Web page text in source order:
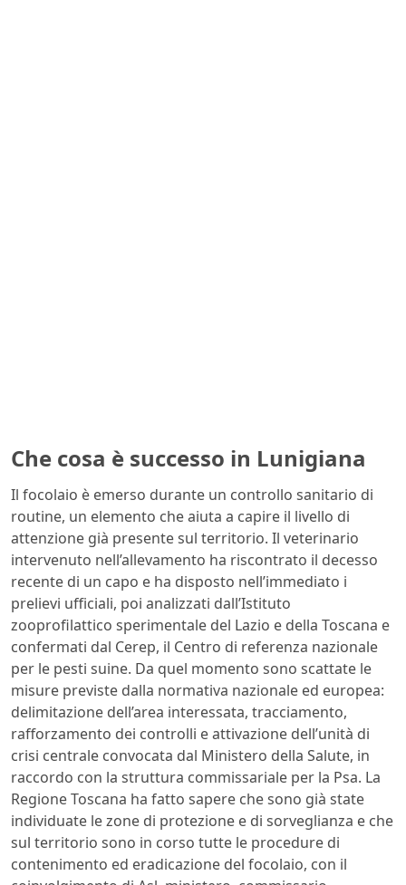
Che cosa è successo in Lunigiana
Il focolaio è emerso durante un controllo sanitario di
routine, un elemento che aiuta a capire il livello di
attenzione già presente sul territorio. Il veterinario
intervenuto nell’allevamento ha riscontrato il decesso
recente di un capo e ha disposto nell’immediato i
prelievi ufficiali, poi analizzati dall’Istituto
zooprofilattico sperimentale del Lazio e della Toscana e
confermati dal Cerep, il Centro di referenza nazionale
per le pesti suine. Da quel momento sono scattate le
misure previste dalla normativa nazionale ed europea:
delimitazione dell’area interessata, tracciamento,
rafforzamento dei controlli e attivazione dell’unità di
crisi centrale convocata dal Ministero della Salute, in
raccordo con la struttura commissariale per la Psa. La
Regione Toscana ha fatto sapere che sono già state
individuate le zone di protezione e di sorveglianza e che
sul territorio sono in corso tutte le procedure di
contenimento ed eradicazione del focolaio, con il